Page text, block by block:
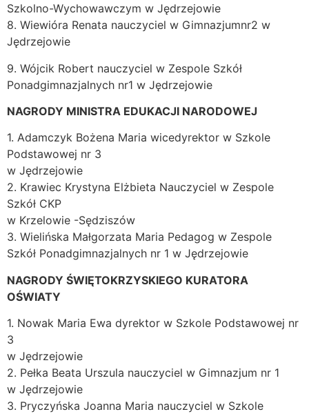
Szkolno-Wychowawczym w Jędrzejowie
8. Wiewióra Renata nauczyciel w Gimnazjumnr2 w
Jędrzejowie
9. Wójcik Robert nauczyciel w Zespole Szkół
Ponadgimnazjalnych nr1 w Jędrzejowie
NAGRODY MINISTRA EDUKACJI NARODOWEJ
1. Adamczyk Bożena Maria wicedyrektor w Szkole
Podstawowej nr 3
w Jędrzejowie
2. Krawiec Krystyna Elżbieta Nauczyciel w Zespole
Szkół CKP
w Krzelowie -Sędziszów
3. Wielińska Małgorzata Maria Pedagog w Zespole
Szkół Ponadgimnazjalnych nr 1 w Jędrzejowie
NAGRODY ŚWIĘTOKRZYSKIEGO KURATORA
OŚWIATY
1. Nowak Maria Ewa dyrektor w Szkole Podstawowej nr
3
w Jędrzejowie
2. Pełka Beata Urszula nauczyciel w Gimnazjum nr 1
w Jędrzejowie
3. Pryczyńska Joanna Maria nauczyciel w Szkole